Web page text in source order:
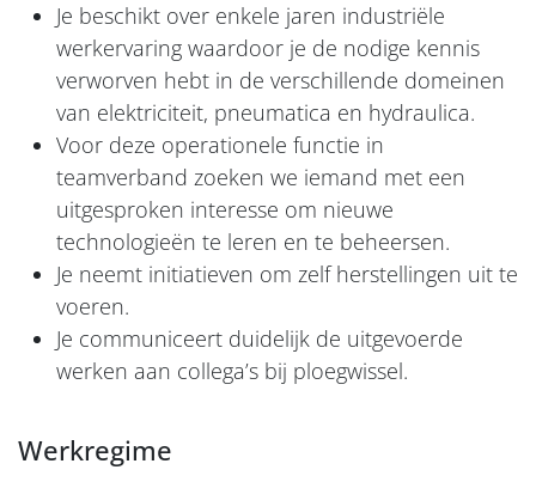
Je beschikt over enkele jaren industriële
werkervaring waardoor je de nodige kennis
verworven hebt in de verschillende domeinen
van elektriciteit, pneumatica en hydraulica.
Voor deze operationele functie in
teamverband zoeken we iemand met een
uitgesproken interesse om nieuwe
technologieën te leren en te beheersen.
Je neemt initiatieven om zelf herstellingen uit te
voeren.
Je communiceert duidelijk de uitgevoerde
werken aan collega’s bij ploegwissel.
Werkregime